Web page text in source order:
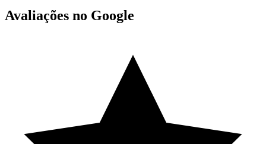
Avaliações no Google